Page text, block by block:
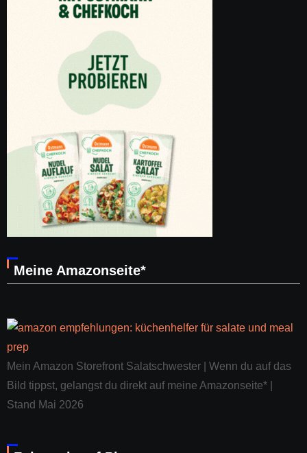
Meine Amazonseite*
Mein Amazon Storefront Salatschwester | Wenn du auf das
Bild tippst, gelangst du direkt auf meine Amazonseite* |
Stand Mai 2026